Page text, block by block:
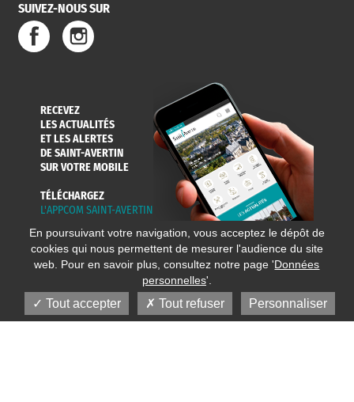
SERVICE
DE L'EAU
SUIVEZ-NOUS SUR
RECEVEZ
LES ACTUALITÉS
ET LES ALERTES
DE SAINT-AVERTIN
SUR VOTRE MOBILE
TÉLÉCHARGEZ
L'APPCOM SAINT-AVERTIN
En poursuivant votre navigation, vous acceptez le dépôt de
cookies qui nous permettent de mesurer l'audience du site
web. Pour en savoir plus, consultez notre page 'Données
personnelles'.
Tout accepter Tout refuser Personnaliser